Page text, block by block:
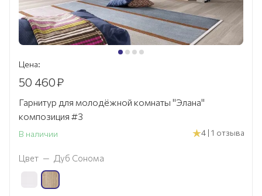
Цена:
50 460₽
Гарнитур для молодёжной комнаты "Элана"
композиция #3
В наличии 4 | 1 отзыва
Цвет — Дуб Сонома